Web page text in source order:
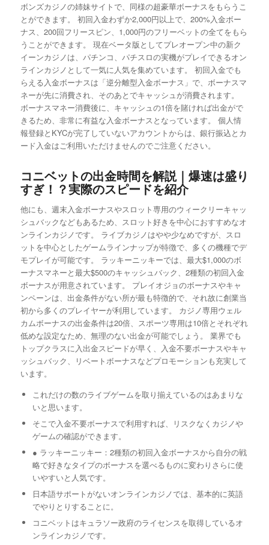
ボンズカジノの姉妹サイトで、同様の超豪華ボーナスをもらうこ
とができます。 初回入金わずか2,000円以上で、200%入金ボー
ナス、200回フリースピン、1,000円のフリーベットの全てをもら
うことができます。 現在ベータ版としてプレオープン中の新ク
イーンカジノは、パチンコ、パチスロの実機がプレイできるオン
ラインカジノとして一気に人気を集めています。 初回入金でも
らえる入金ボーナスは「逆分離型入金ボーナス」で、ボーナスマ
ネーが先に消費され、そのあとでキャッシュが消費されます。
ボーナスマネー消費後に、キャッシュの1倍を賭ければ出金がで
きるため、非常に有益な入金ボーナスとなっています。 個人情
報登録とKYCが完了していないアカウントからは、銀行振込とカ
ード入金はご利用いただけませんのでご注意ください。
コニベットの出金時間を解説｜爆速は盛り
すぎ！？実際のスピードを紹介
他にも、週末入金ボーナスやスロット専用のウィークリーキャッ
シュバックなどもあるため、スロット好きを中心におすすめなオ
ンラインカジノです。 ライブカジノはやや少なめですが、スロ
ットを中心としたゲームラインナップが特徴で、多くの機種でデ
モプレイが可能です。 ラッキーニッキーでは、最大$1,000のボ
ーナスマネーと最大$500のキャッシュバック、2種類の初回入金
ボーナスが用意されています。 プレイオジョのボーナスやキャ
ンペーンは、出金条件がない所が最も特徴的で、それ故に創業当
初から多くのプレイヤーが利用しています。 カジノ専用ウェル
カムボーナスの出金条件は20倍、スポーツ専用は10倍とそれぞれ
低めな設定なため、無理のない出金が可能でしょう。 業界でも
トップクラスに入出金スピードが早く、入金不要ボーナスやキャ
ッシュバック、リベートボーナスなどプロモーションも充実して
います。
これだけの数のライブゲームを取り揃えているのはあまりな
いと思います。
そこで入金不要ボーナスで利用すれば、リスクなくカジノや
ゲームの確認ができます。
● ラッキーニッキー：2種類の初回入金ボーナスから自分の戦
略で好きなタイプのボーナスを選べるものに変わりさらに使
いやすいと人気です。
日本語サポートがないオンラインカジノでは、基本的に英語
でやりとりすることに。
コニベットはキュラソー政府のライセンスを取得しているオ
ンラインカジノです。